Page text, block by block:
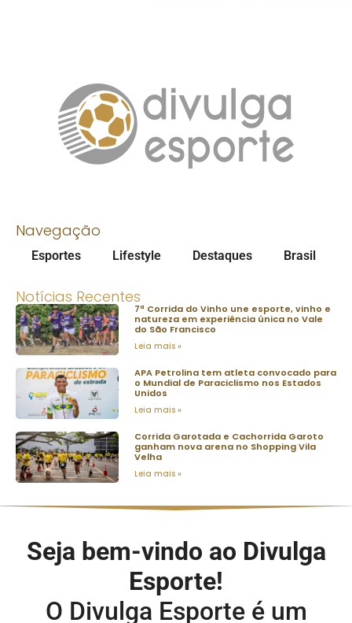
Navegação
Esportes Lifestyle Destaques Brasil
Notícias Recentes
7ª Corrida do Vinho une esporte, vinho e
natureza em experiência única no Vale
do São Francisco
Leia mais »
APA Petrolina tem atleta convocado para
o Mundial de Paraciclismo nos Estados
Unidos
Leia mais »
Corrida Garotada e Cachorrida Garoto
ganham nova arena no Shopping Vila
Velha
Leia mais »
Seja bem-vindo ao Divulga
Esporte!
O Divulga Esporte é um